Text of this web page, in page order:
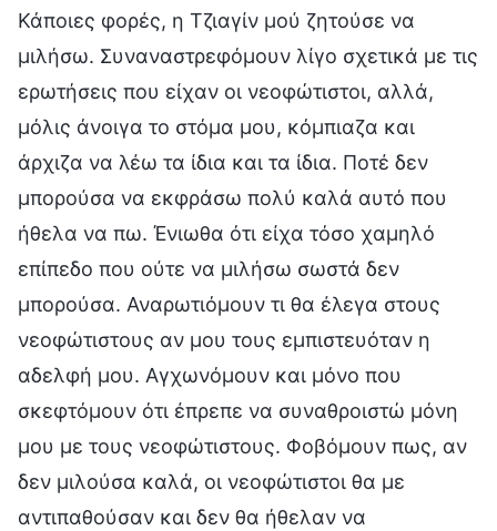
Κάποιες φορές, η Τζιαγίν μού ζητούσε να
μιλήσω. Συναναστρεφόμουν λίγο σχετικά με τις
ερωτήσεις που είχαν οι νεοφώτιστοι, αλλά,
μόλις άνοιγα το στόμα μου, κόμπιαζα και
άρχιζα να λέω τα ίδια και τα ίδια. Ποτέ δεν
μπορούσα να εκφράσω πολύ καλά αυτό που
ήθελα να πω. Ένιωθα ότι είχα τόσο χαμηλό
επίπεδο που ούτε να μιλήσω σωστά δεν
μπορούσα. Αναρωτιόμουν τι θα έλεγα στους
νεοφώτιστους αν μου τους εμπιστευόταν η
αδελφή μου. Αγχωνόμουν και μόνο που
σκεφτόμουν ότι έπρεπε να συναθροιστώ μόνη
μου με τους νεοφώτιστους. Φοβόμουν πως, αν
δεν μιλούσα καλά, οι νεοφώτιστοι θα με
αντιπαθούσαν και δεν θα ήθελαν να